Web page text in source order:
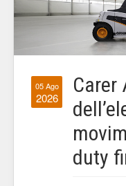
05 Ago
2026
Carer
duty